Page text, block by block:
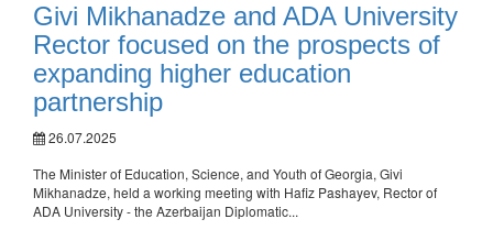
Givi Mikhanadze and ADA University
Rector focused on the prospects of
expanding higher education
partnership
26.07.2025
The Minister of Education, Science, and Youth of Georgia, Givi
Mikhanadze, held a working meeting with Hafiz Pashayev, Rector of
ADA University - the Azerbaijan Diplomatic...